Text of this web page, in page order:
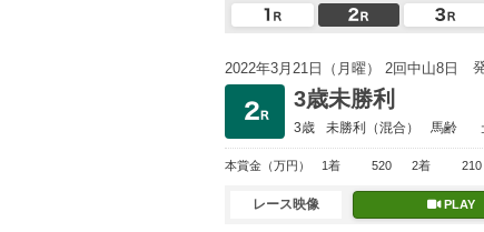
2022年3月21日（月曜） 2回中山8日
3歳未勝利
3歳 未勝利 （混合） 馬齢
本賞金 （万円） 1着 520 2着 210
レース映像 PLAY